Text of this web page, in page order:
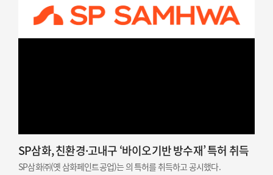
SP삼화, 친환경·고내구 ‘바이오기반 방수재’ 특허 취득
SP삼화㈜(옛 삼화페인트공업)는 의 특허를 취득하고 공시했다.